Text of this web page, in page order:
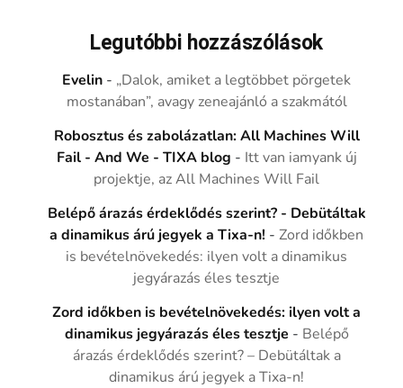
Legutóbbi hozzászólások
Evelin - „Dalok, amiket a legtöbbet pörgetek
mostanában”, avagy zeneajánló a szakmától
Robosztus és zabolázatlan: All Machines Will
Fail - And We - TIXA blog - Itt van iamyank új
projektje, az All Machines Will Fail
Belépő árazás érdeklődés szerint? - Debütáltak
a dinamikus árú jegyek a Tixa-n! -Zord időkben
is bevételnövekedés: ilyen volt a dinamikus
jegyárazás éles tesztje
Zord időkben is bevételnövekedés: ilyen volt a
dinamikus jegyárazás éles tesztje - Belépő
árazás érdeklődés szerint? – Debütáltak a
dinamikus árú jegyek a Tixa-n!